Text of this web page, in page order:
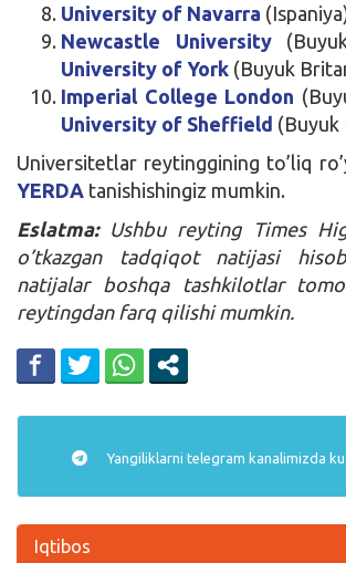
University of Navarra
Newcastle University
University of York (Buyuk
Imperial College London
University of Sheffield (Buyuk
Universitetlar reytinggining to’liq
YERDA tanishishingiz mumkin.
Eslatma:Ushbu reyting Times
o’tkazgan tadqiqot natijasi
natijalar boshqa tashkilotlar
reytingdan farq qilishi mumkin.
Yangiliklarni telegram kanalimizda
Iqtibos